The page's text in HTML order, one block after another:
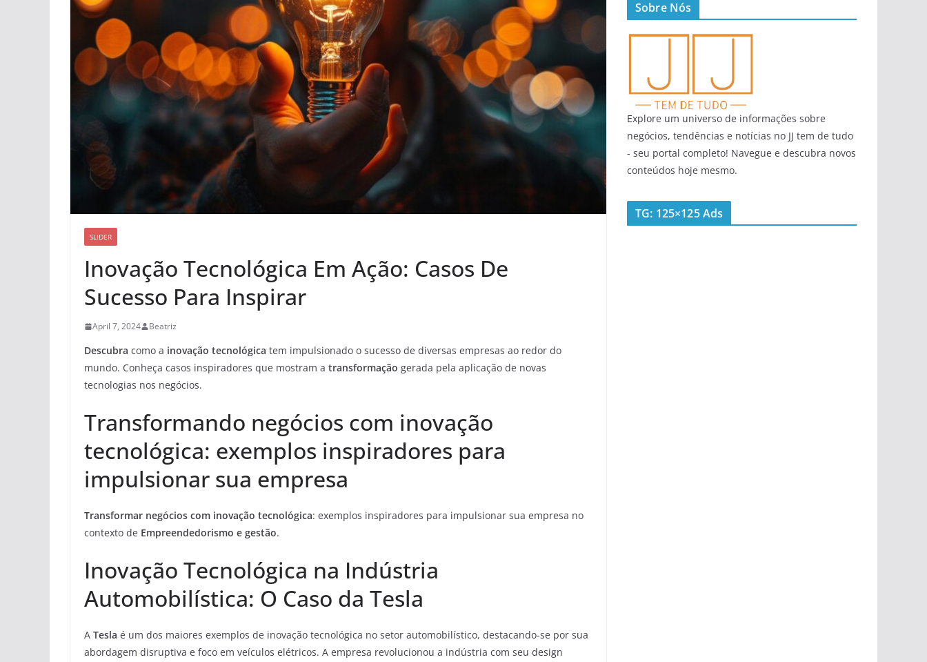
SLIDER
Inovação Tecnológica Em Ação: Casos De
Sucesso Para Inspirar
April 7, 2024 Beatriz
Descubra como a inovação tecnológica tem impulsionado o sucesso de diversas empresas ao redor do
mundo. Conheça casos inspiradores que mostram a transformação gerada pela aplicação de novas
tecnologias nos negócios.
Transformando negócios com inovação
tecnológica: exemplos inspiradores para
impulsionar sua empresa
Transformar negócios com inovação tecnológica: exemplos inspiradores para impulsionar sua empresa no
contexto de Empreendedorismo e gestão.
Inovação Tecnológica na Indústria
Automobilística: O Caso da Tesla
A Tesla é um dos maiores exemplos de inovação tecnológica no setor automobilístico, destacando-se por sua
abordagem disruptiva e foco em veículos elétricos. A empresa revolucionou a indústria com seu design
Sobre Nós
Explore um universo de informações sobre
negócios, tendências e notícias no JJ tem de tudo
- seu portal completo! Navegue e descubra novos
conteúdos hoje mesmo.
TG: 125×125 Ads